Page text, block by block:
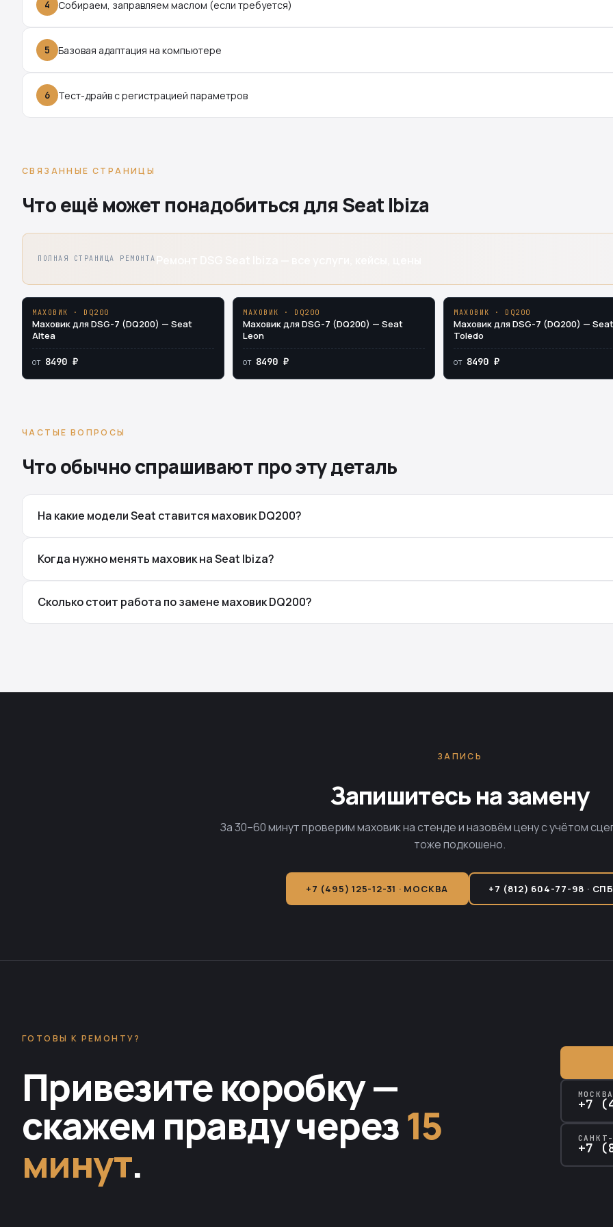
4 Собираем, заправляем маслом (если требуется)
5 Базовая адаптация на компьютере
6 Тест-драйв с регистрацией параметров
СВЯЗАННЫЕ СТРАНИЦЫ
Что ещё может понадобиться для Seat Ibiza
ПОЛНАЯ СТРАНИЦА РЕМОНТА
МАХОВИК · DQ200
Маховик для DSG-7 (DQ200) — Seat
Altea
от 8490 ₽
МАХОВИК · DQ200
Маховик для DSG-7 (DQ200) — Seat
Leon
от 8490 ₽
МАХОВИК · DQ200
Маховик для DSG-7 (DQ200) — Seat
Toledo
от 8490 ₽
ЧАСТЫЕ ВОПРОСЫ
Что обычно спрашивают про эту деталь
На какие модели Seat ставится маховик DQ200?
Когда нужно менять маховик на Seat Ibiza?
Сколько стоит работа по замене маховик DQ200?
ЗАПИСЬ
Запишитесь на замену
За 30–60 минут проверим маховик на стенде и назовём цену с учётом
тоже подкошено.
+7 (495) 125-12-31 · МОСКВА +7 (812) 604-77-98 · СПБ
ГОТОВЫ К РЕМОНТУ?
Привезите коробку —
скажем правду через15
минут.
+7
+7